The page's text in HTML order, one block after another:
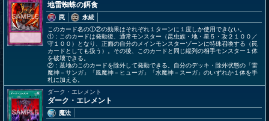
地雷蜘蛛の餌食
罠
永続
このカード名の①②の効果はそれぞれ１ターンに１度しか使用できない。
①：このカードは発動後、通常モンスター（昆虫族・地・星５・攻２１００／
守１００）となり、正面の自分のメインモンスターゾーンに特殊召喚する（罠
カードとしても扱う）。その後、このカードと同じ縦列の相手モンスター１体
を破壊できる。
②：墓地のこのカードを除外して発動できる。自分のデッキ・除外状態の「雷
魔神－サンガ」「風魔神－ヒューガ」「水魔神－スーガ」のいずれか１体を手
札に加える。
ダーク・エレメント
ダーク・エレメント
魔法